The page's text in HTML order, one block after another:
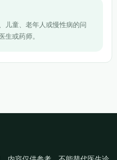
儿童、老年人或慢性病的问
生或药师。